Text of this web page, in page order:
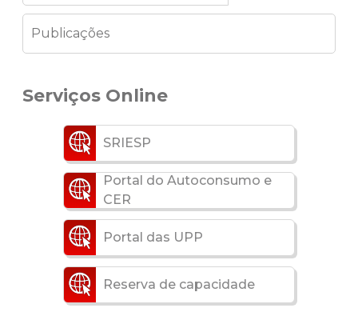
Publicações
Serviços Online
SRIESP
Portal do Autoconsumo e
CER
Portal das UPP
Reserva de capacidade